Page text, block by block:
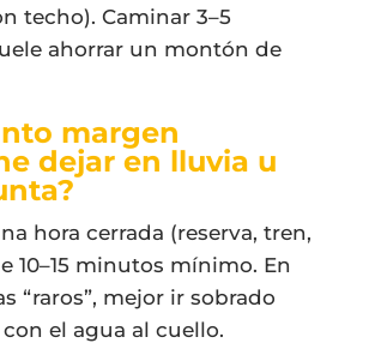
techo). Caminar 3–5
ahorrar un montón de
margen
dejar en lluvia u
hora cerrada (reserva, tren,
10–15 minutos mínimo. En
“raros”, mejor ir sobrado
el agua al cuello.